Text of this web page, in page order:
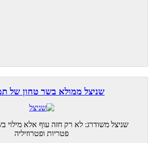
שניצל ממולא בשר טחון של
שניצל משודרג: לא רק חזה עוף אלא מילוי
פטריות ופטרוזיליה